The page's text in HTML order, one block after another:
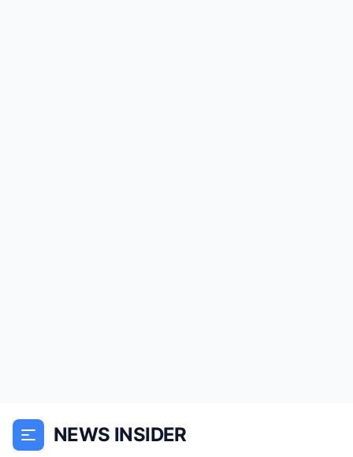
NEWS INSIDER